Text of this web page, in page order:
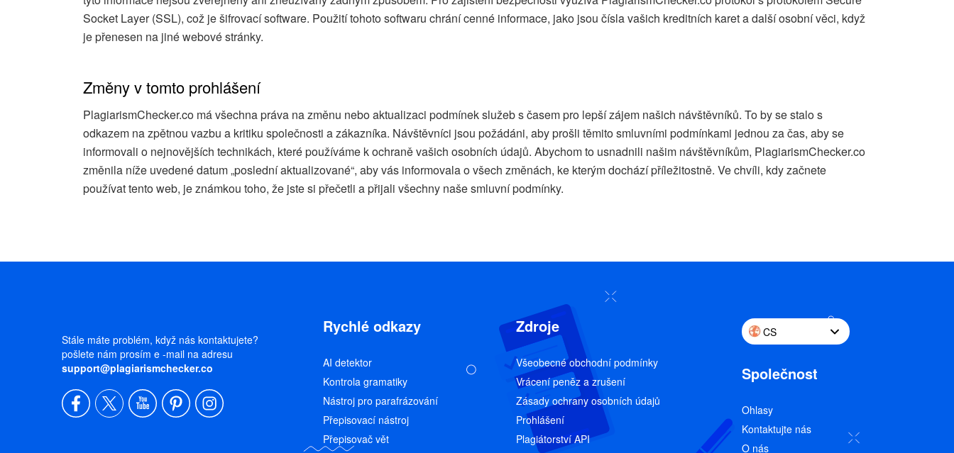
Socket Layer (SSL), což je šifrovací software. Použití tohoto softwaru chrání cenné informace, jako jsou čísla vašich kreditních karet a další osobní věci, když
je přenesen na jiné webové stránky.
Změny v tomto prohlášení
PlagiarismChecker.co má všechna práva na změnu nebo aktualizaci podmínek služeb s časem pro lepší zájem našich návštěvníků. To by se stalo s
odkazem na zpětnou vazbu a kritiku společnosti a zákazníka. Návštěvníci jsou požádáni, aby prošli těmito smluvními podmínkami jednou za čas, aby se
informovali o nejnovějších technikách, které používáme k ochraně vašich osobních údajů. Abychom to usnadnili našim návštěvníkům, PlagiarismChecker.co
změnila níže uvedené datum „poslední aktualizované“, aby vás informovala o všech změnách, ke kterým dochází příležitostně. Ve chvíli, kdy začnete
používat tento web, je známkou toho, že jste si přečetli a přijali všechny naše smluvní podmínky.
Stále máte problém, když nás kontaktujete?
pošlete nám prosím e -mail na adresu
support@plagiarismchecker.co
Rychlé odkazy
AI detektor
Kontrola gramatiky
Nástroj pro parafrázování
Přepisovací nástroj
Přepisovač vět
Zdroje
Všeobecné obchodní podmínky
Vrácení peněz a zrušení
Zásady ochrany osobních údajů
Prohlášení
Plagiátorství API
CS
Společnost
Ohlasy
Kontaktujte nás
O nás